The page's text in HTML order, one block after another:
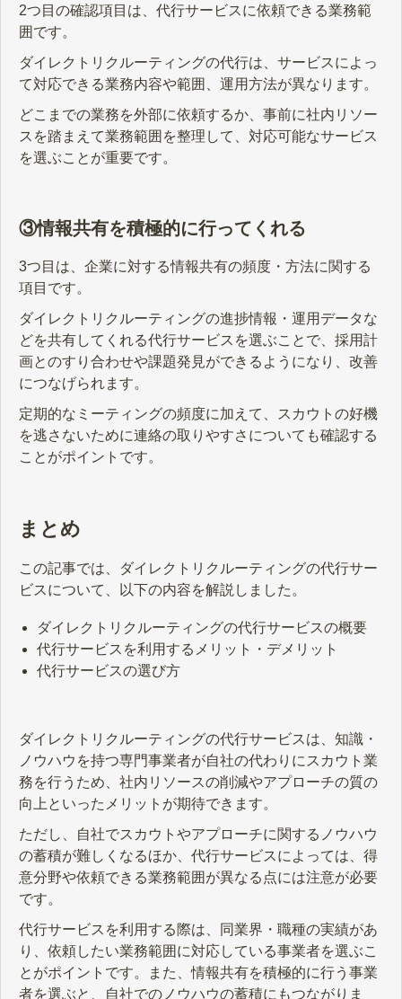
2つ目の確認項目は、代行サービスに依頼できる業務範
囲です。
ダイレクトリクルーティングの代行は、サービスによっ
て対応できる業務内容や範囲、運用方法が異なります。
どこまでの業務を外部に依頼するか、事前に社内リソー
スを踏まえて業務範囲を整理して、対応可能なサービス
を選ぶことが重要です。
③情報共有を積極的に行ってくれる
3つ目は、企業に対する情報共有の頻度・方法に関する
項目です。
ダイレクトリクルーティングの進捗情報・運用データな
どを共有してくれる代行サービスを選ぶことで、採用計
画とのすり合わせや課題発見ができるようになり、改善
につなげられます。
定期的なミーティングの頻度に加えて、スカウトの好機
を逃さないために連絡の取りやすさについても確認する
ことがポイントです。
まとめ
この記事では、ダイレクトリクルーティングの代行サー
ビスについて、以下の内容を解説しました。
ダイレクトリクルーティングの代行サービスの概要
代行サービスを利用するメリット・デメリット
代行サービスの選び方
ダイレクトリクルーティングの代行サービスは、知識・
ノウハウを持つ専門事業者が自社の代わりにスカウト業
務を行うため、社内リソースの削減やアプローチの質の
向上といったメリットが期待できます。
ただし、自社でスカウトやアプローチに関するノウハウ
の蓄積が難しくなるほか、代行サービスによっては、得
意分野や依頼できる業務範囲が異なる点には注意が必要
です。
代行サービスを利用する際は、同業界・職種の実績があ
り、依頼したい業務範囲に対応している事業者を選ぶこ
とがポイントです。また、情報共有を積極的に行う事業
者を選ぶと、自社でのノウハウの蓄積にもつながりま